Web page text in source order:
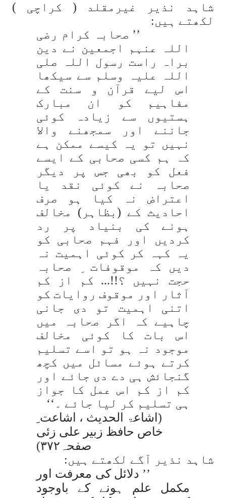
شاہد نذیر غیرمقلد ( کراچی )
لکھتے ہیں:
’’ صحابہ کرام رضی
اللہ عنہم اجمعین نے دین
براہ راست رسول اللہ صلی
اللہ علیہ وسلم سے سیکھا
اس لیے قرآن و سنت کے
مفاہیم کو ان مبارک
ہستیوں سے زیادہ کوئی
جاننے اور سمجھنے والا
نہیں تو یہ کیسے ممکن ہے
کہ ہم کسی صحابی کے ایسے
فعل کو بھی جس پر دیگر
صحابہ نے کوئی نقد یا
اعتراض نہ کیا ہو صرف
احادیث کے (بظاہر) مخالف
ہونے کی بنیاد پر رد
کردیں اور فہم صحابی کو
یہ کہہ کر کوئی اہمیت نہ
دیں کہ موقوفات ِ صحابہ
حجت نہیں ؟!!... کم از کم
آثار اور موقوف روایات کو
اتنی اہمیت تو دی جانی
چاہیے کہ اگر صحابہ میں
اس بات کا کوئی مخالف
موجود نہ ہو تو اسے تسلیم
کرتے ہوئے مسائل میں کچھ
گنجائش ہی دے دی جائے اور
کم از کم اس عمل کا جواز
ہی تسلیم کر لیا جائے ۔‘‘
(اشاعۃ الحدیث ، اشاعت ِ
خاص حافظ زبیر علی زئی
صفحہ۳۷۲)
شاہد نذیر آگے لکھتے ہیں:
’’ دلائل کی معرفت اور
مکمل علم ہونے کے باوجود